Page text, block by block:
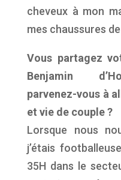
cheveux à mon
mes chaussures
Vous partagez
Benjamin
parvenez-vous à
et vie de couple ?
Lorsque nous
j’étais
35H dans le